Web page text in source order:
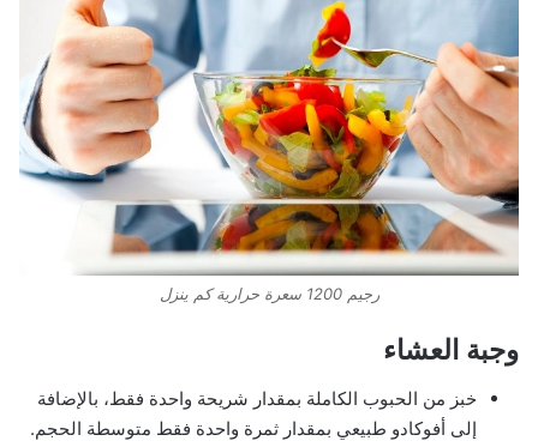
رجيم 1200 سعرة حرارية كم ينزل
وجبة العشاء
خبز من الحبوب الكاملة بمقدار شريحة واحدة فقط، بالإضافة
إلى أفوكادو طبيعي بمقدار ثمرة واحدة فقط متوسطة الحجم.